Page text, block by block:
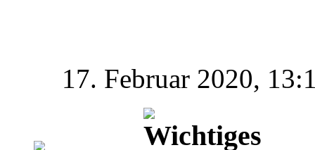
17. Februar 2020,